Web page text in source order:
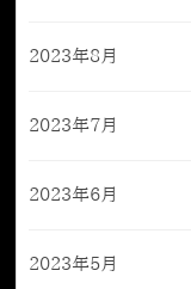
2023年8月
2023年7月
2023年6月
2023年5月